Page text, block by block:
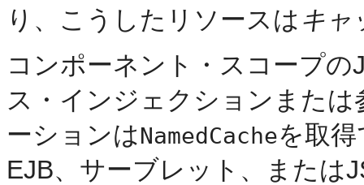
り、こうしたリソースは キャ
コンポーネント・スコープ
ス・インジェクションまた
ーションはNamedCacheを取
EJB、サーブレット、または